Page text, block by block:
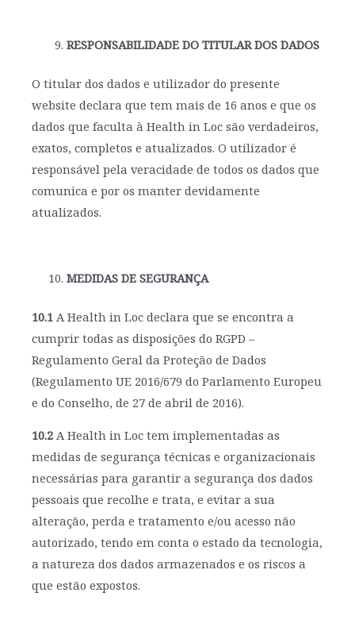
RESPONSABILIDADE DO TITULAR DOS DADOS
O titular dos dados e utilizador do presente
website declara que tem mais de 16 anos e que os
dados que faculta à Health in Loc são verdadeiros,
exatos, completos e atualizados. O utilizador é
responsável pela veracidade de todos os dados que
comunica e por os manter devidamente
atualizados.
MEDIDAS DE SEGURANÇA
10.1 A Health in Loc declara que se encontra a
cumprir todas as disposições do RGPD –
Regulamento Geral da Proteção de Dados
(Regulamento UE 2016/679 do Parlamento Europeu
e do Conselho, de 27 de abril de 2016).
10.2 A Health in Loc tem implementadas as
medidas de segurança técnicas e organizacionais
necessárias para garantir a segurança dos dados
pessoais que recolhe e trata, e evitar a sua
alteração, perda e tratamento e/ou acesso não
autorizado, tendo em conta o estado da tecnologia,
a natureza dos dados armazenados e os riscos a
que estão expostos.